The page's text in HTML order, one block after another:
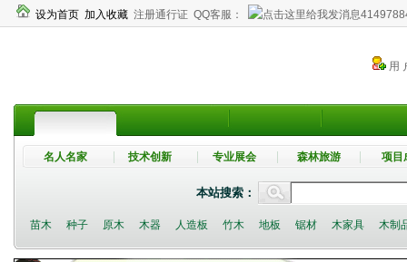
设为首页 加入收藏 注册通行证 QQ客服：
用
名人名家 技术创新 专业展会 森林旅游 项目
本站搜索：
苗木 种子 原木 木器 人造板 竹木 地板 锯材 木家具 木制